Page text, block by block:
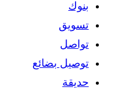
بنوك
تسويق
تواصل
توصيل بضائع
حديقة